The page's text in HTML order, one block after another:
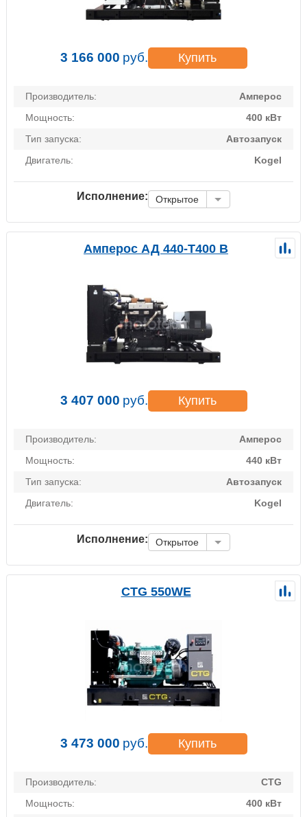
3 166 000 руб. Купить
Производитель:
Амперос
Мощность:
400 кВт
Тип запуска:
Автозапуск
Двигатель:
Kogel
Исполнение: Открытое
Амперос АД 440-Т400 B
3 407 000 руб. Купить
Производитель:
Амперос
Мощность:
440 кВт
Тип запуска:
Автозапуск
Двигатель:
Kogel
Исполнение: Открытое
CTG 550WE
3 473 000 руб. Купить
Производитель:
CTG
Мощность:
400 кВт